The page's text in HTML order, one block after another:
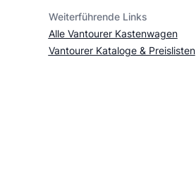
Weiterführende Links
Alle Vantourer Kastenwagen
Vantourer Kataloge & Preislisten